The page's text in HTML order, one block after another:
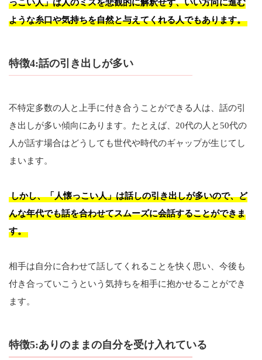
っこい人」は人のミスを悲観的に解釈せず、いい方向に進む
ような糸口や気持ちを自然と与えてくれる人でもあります。
特徴4:話の引き出しが多い
不特定多数の人と上手に付き合うことができる人は、話の引
き出しが多い傾向にあります。たとえば、20代の人と50代の
人が話す場合はどうしても世代や時代のギャップが生じてし
まいます。
しかし、「人懐っこい人」は話しの引き出しが多いので、ど
んな年代でも話を合わせてスムーズに会話することができま
す。
相手は自分に合わせて話してくれることを快く思い、今後も
付き合っていこうという気持ちを相手に抱かせることができ
ます。
特徴5:ありのままの自分を受け入れている